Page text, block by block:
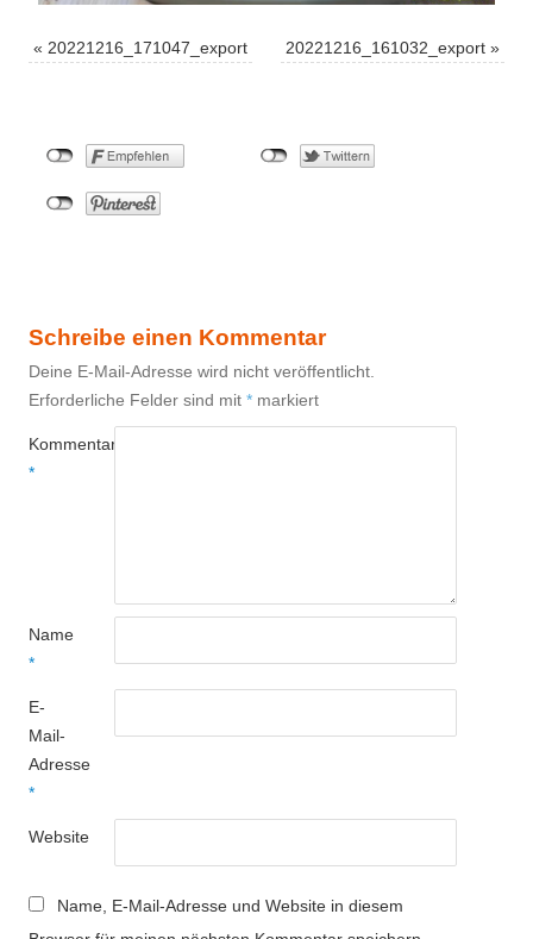
« 20221216_171047_export 20221216_161032_export »
Schreibe einen Kommentar
Deine E-Mail-Adresse wird nicht veröffentlicht.
Erforderliche Felder sind mit * markiert
Kommentar
*
Name
*
E-
Mail-
Adresse
*
Website
Name, E-Mail-Adresse und Website in diesem